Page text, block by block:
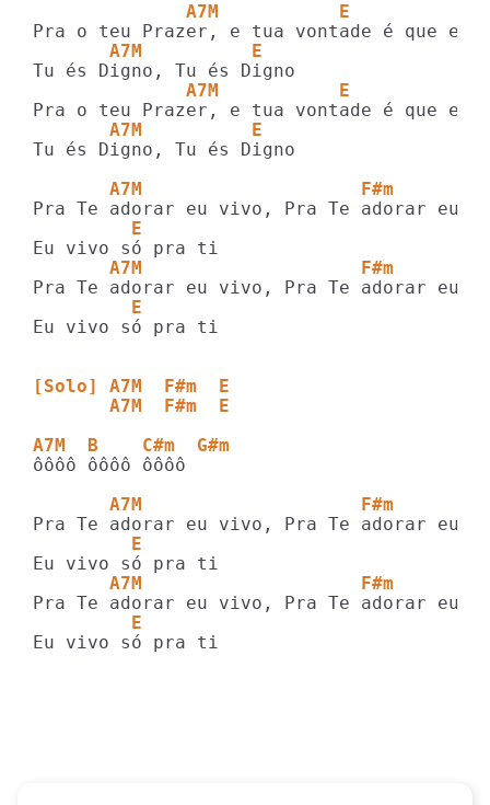
A7M           E
       A7M          E
A7M           E
       A7M          E
Tu és Digno, Tu és Digno
       A7M                    F#m
         E
       A7M                    F#m
         E
Eu vivo só pra ti
[Solo] A7M  F#m  E
       A7M  F#m  E
A7M  B    C#m  G#m
ôôôô ôôôô ôôôô
       A7M                    F#m
         E
       A7M                    F#m
         E
Eu vivo só pra ti